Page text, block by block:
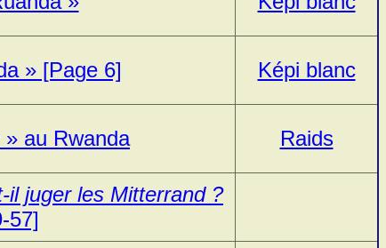
» [Page 6] Képi blanc
au Rwanda Raids
il juger les Mitterrand ?
57]